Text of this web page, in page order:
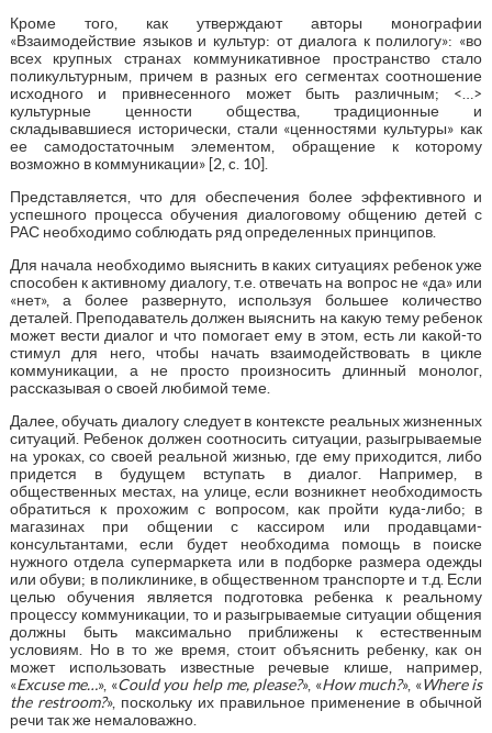
Кроме того, как утверждают авторы монографии
«Взаимодействие языков и культур: от диалога к полилогу»: «во
всех крупных странах коммуникативное пространство стало
поликультурным, причем в разных его сегментах соотношение
исходного и привнесенного может быть различным; <…>
культурные ценности общества, традиционные и
складывавшиеся исторически, стали «ценностями культуры» как
ее самодостаточным элементом, обращение к которому
возможно в коммуникации» [2, c. 10].
Представляется, что для обеспечения более эффективного и
успешного процесса обучения диалоговому общению детей с
РАС необходимо соблюдать ряд определенных принципов.
Для начала необходимо выяснить в каких ситуациях ребенок уже
способен к активному диалогу, т.е. отвечать на вопрос не «да» или
«нет», а более развернуто, используя большее количество
деталей. Преподаватель должен выяснить на какую тему ребенок
может вести диалог и что помогает ему в этом, есть ли какой-то
стимул для него, чтобы начать взаимодействовать в цикле
коммуникации, а не просто произносить длинный монолог,
рассказывая о своей любимой теме.
Далее, обучать диалогу следует в контексте реальных жизненных
ситуаций. Ребенок должен соотносить ситуации, разыгрываемые
на уроках, со своей реальной жизнью, где ему приходится, либо
придется в будущем вступать в диалог. Например, в
общественных местах, на улице, если возникнет необходимость
обратиться к прохожим с вопросом, как пройти куда-либо; в
магазинах при общении с кассиром или продавцами-
консультантами, если будет необходима помощь в поиске
нужного отдела супермаркета или в подборке размера одежды
или обуви; в поликлинике, в общественном транспорте и т.д. Если
целью обучения является подготовка ребенка к реальному
процессу коммуникации, то и разыгрываемые ситуации общения
должны быть максимально приближены к естественным
условиям. Но в то же время, стоит объяснить ребенку, как он
может использовать известные речевые клише, например,
«Excuse me…», «Could you help me, please?», «How much?», «Where is
the restroom?», поскольку их правильное применение в обычной
речи так же немаловажно.